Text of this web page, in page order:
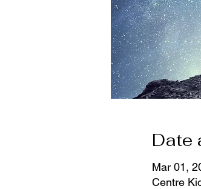
Date
Mar 01,
Centre